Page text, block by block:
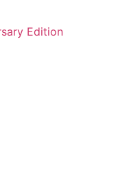
Edition